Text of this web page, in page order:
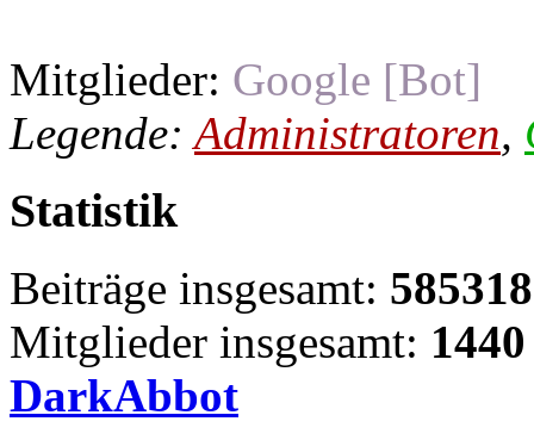
Mitglieder: Google [Bot]
Legende:Administratoren,
Statistik
Beiträge insgesamt: 585318
Mitglieder insgesamt: 1440
DarkAbbot